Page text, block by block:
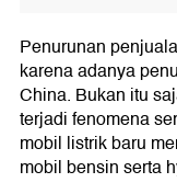
Penurunan
karena adanya
China. Bukan itu
terjadi fenomena
mobil listrik baru
mobil bensin serta